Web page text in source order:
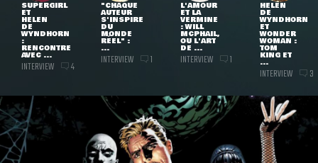
SUPERGIRL
ET
HELEN
DE
WYNDHORN
:
RENCONTRE
AVEC ...
INTERVIEW 4
"CHAQUE
AUTEUR
S'INSPIRE
DU
MONDE
RÉEL" :
...
INTERVIEW 1
L'AMOUR
ET LA
VERMINE
: WILL
MCPHAIL,
OU L'ART
DE ...
INTERVIEW 1
HELEN
DE
WYNDHORN
ET
WONDER
WOMAN :
TOM
KING ET
...
INTERVIEW 3